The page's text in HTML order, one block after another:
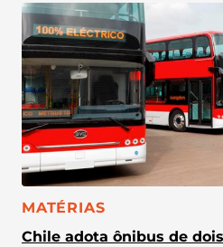
CATEGORIA:
MATÉRIAS
Chile adota ônibus de